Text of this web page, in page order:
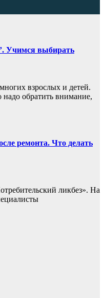
Учимся выбирать
взрослых и детей.
надо обратить внимание,
ремонта. Что делать
ликбез». На